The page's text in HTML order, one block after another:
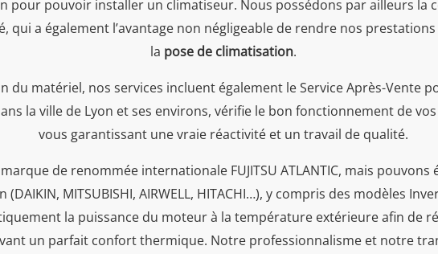
pour pouvoir installer un climatiseur. Nous possédons par ailleurs la
qui a également l’avantage non négligeable de rendre nos
la pose de climatisation.
du matériel, nos services incluent également le Service Après-Vente
la ville de Lyon et ses environs, vérifie le bon fonctionnement de
vous garantissant une vraie réactivité et un travail de qualité.
de renommée internationale FUJITSU ATLANTIC, mais
MITSUBISHI, AIRWELL, HITACHI…), y compris des modèles
la puissance du moteur à la température extérieure afin de
un parfait confort thermique. Notre professionnalisme et notre